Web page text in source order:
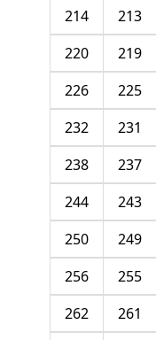
213
214
219
220
225
226
231
232
237
238
243
244
249
250
255
256
261
262